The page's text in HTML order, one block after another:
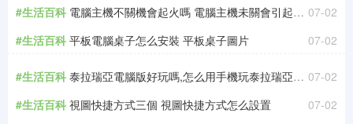
07-02
#生活百科 電腦主機不關機會起火嗎 電腦主機未關會引起火災么
07-02
#生活百科 平板電腦桌子怎么安裝 平板桌子圖片
07-02
#生活百科 泰拉瑞亞電腦版好玩嗎,怎么用手機玩泰拉瑞亞電腦版
07-02
#生活百科 視圖快捷方式三個 視圖快捷方式怎么設置